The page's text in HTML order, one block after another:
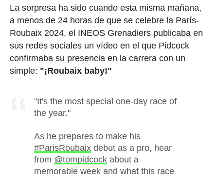
La sorpresa ha sido cuando esta misma mañana,
a menos de 24 horas de que se celebre la París-
Roubaix 2024, el INEOS Grenadiers publicaba en
sus redes sociales un vídeo en el que Pidcock
confirmaba su presencia en la carrera con un
simple: "¡Roubaix baby!"
"It's the most special one-day race of
the year."
As he prepares to make his
#ParisRoubaixdebut as a pro, hear
from @tompidcockabout a
memorable week and what this race